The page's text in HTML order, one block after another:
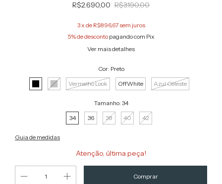
R$2.690,00 R$3.190,00
3x de R$896,67 sem juros
5% de descontopagando com Pix
Ver mais detalhes
Cor: Preto
Vermelho Look
OffWhite Azul Celeste
Tamanho: 34
34
36 38 40 42
Guia de medidas
Atenção, última peça!